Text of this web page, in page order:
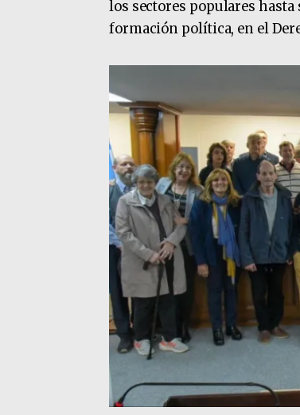
los sectores populares
formación política, en el